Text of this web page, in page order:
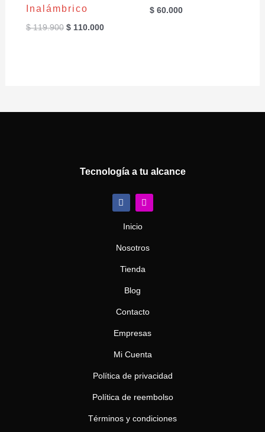
Inalámbrico
$119.900 $110.000
$ 60.000
Tecnología a tu alcance
F
a
e
o
I
n
r
m
Inicio
Nosotros
Tienda
Blog
Contacto
Empresas
Mi Cuenta
Política de privacidad
Política de reembolso
Términos y condiciones